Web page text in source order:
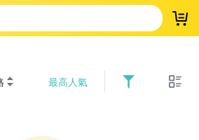
登
最高人氣